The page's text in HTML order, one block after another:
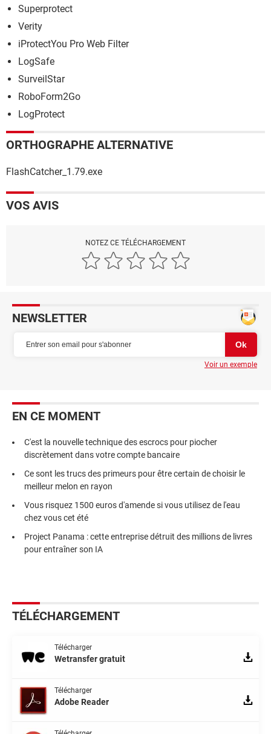
Superprotect
Verity
iProtectYou Pro Web Filter
LogSafe
SurveilStar
RoboForm2Go
LogProtect
ORTHOGRAPHE ALTERNATIVE
FlashCatcher_1.79.exe
VOS AVIS
NOTEZ CE TÉLÉCHARGEMENT
NEWSLETTER
Voir un exemple
EN CE MOMENT
C'est la nouvelle technique des escrocs pour piocher
discrètement dans votre compte bancaire
Ce sont les trucs des primeurs pour être certain de choisir le
meilleur melon en rayon
Vous risquez 1500 euros d'amende si vous utilisez de l'eau
chez vous cet été
Project Panama : cette entreprise détruit des millions de livres
pour entraîner son IA
TÉLÉCHARGEMENT
Télécharger
Wetransfer gratuit
Télécharger
Adobe Reader